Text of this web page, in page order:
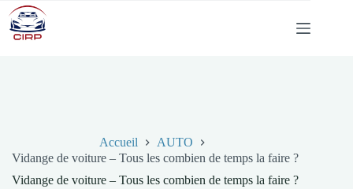
Passer
au
contenu
Accueil
AUTO
Vidange de voiture – Tous les combien de temps la faire ?
Vidange de voiture – Tous les combien de temps la faire ?